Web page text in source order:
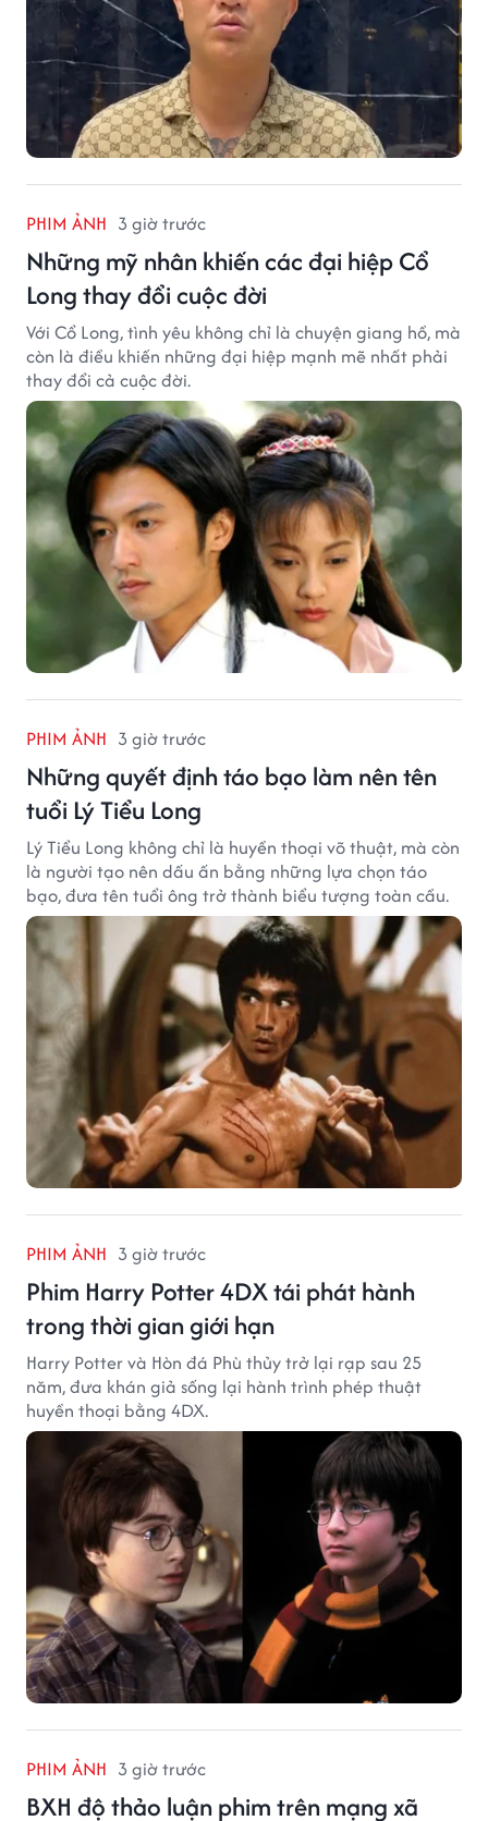
PHIM ẢNH 3 giờ trước
Những mỹ nhân khiến các đại hiệp Cổ
Long thay đổi cuộc đời
Với Cổ Long, tình yêu không chỉ là chuyện giang hồ, mà
còn là điều khiến những đại hiệp mạnh mẽ nhất phải
thay đổi cả cuộc đời.
PHIM ẢNH 3 giờ trước
Những quyết định táo bạo làm nên tên
tuổi Lý Tiểu Long
Lý Tiểu Long không chỉ là huyền thoại võ thuật, mà còn
là người tạo nên dấu ấn bằng những lựa chọn táo
bạo, đưa tên tuổi ông trở thành biểu tượng toàn cầu.
PHIM ẢNH 3 giờ trước
Phim Harry Potter 4DX tái phát hành
trong thời gian giới hạn
Harry Potter và Hòn đá Phù thủy trở lại rạp sau 25
năm, đưa khán giả sống lại hành trình phép thuật
huyền thoại bằng 4DX.
PHIM ẢNH 3 giờ trước
BXH độ thảo luận phim trên mạng xã